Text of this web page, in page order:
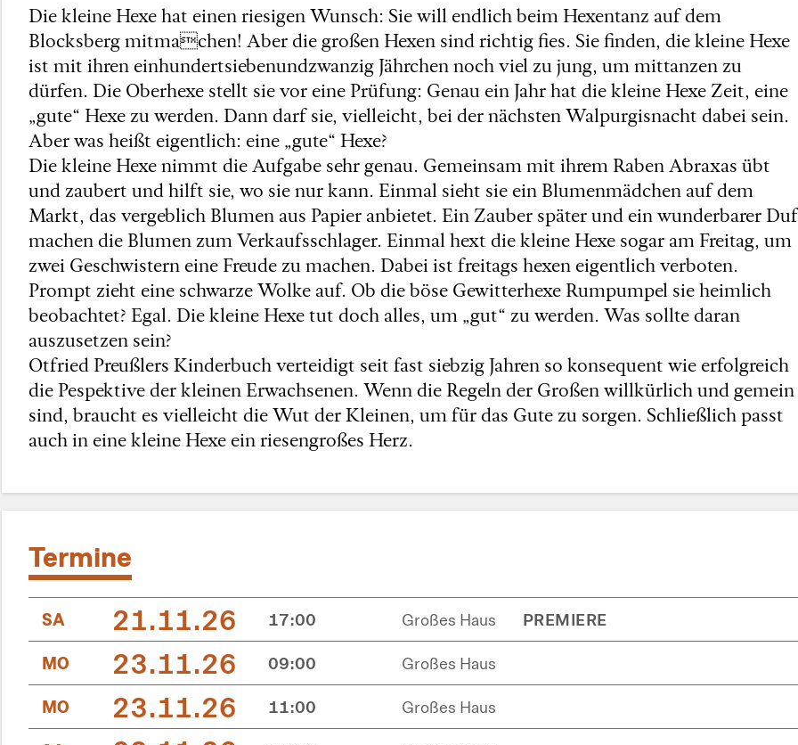
Die kleine Hexe hat einen riesigen Wunsch: Sie will endlich beim Hexentanz auf dem
Blocksberg mitmachen! Aber die großen Hexen sind richtig fies. Sie finden, die kleine Hexe
ist mit ihren einhundertsiebenundzwanzig Jährchen noch viel zu jung, um mittanzen zu
dürfen. Die Oberhexe stellt sie vor eine Prüfung: Genau ein Jahr hat die kleine Hexe Zeit, eine
„gute“ Hexe zu werden. Dann darf sie, vielleicht, bei der nächsten Walpurgisnacht dabei sein.
Aber was heißt eigentlich: eine „gute“ Hexe?
Die kleine Hexe nimmt die Aufgabe sehr genau. Gemeinsam mit ihrem Raben Abraxas übt
und zaubert und hilft sie, wo sie nur kann. Einmal sieht sie ein Blumenmädchen auf dem
Markt, das vergeblich Blumen aus Papier anbietet. Ein Zauber später und ein wunderbarer
machen die Blumen zum Verkaufsschlager. Einmal hext die kleine Hexe sogar am Freitag, um
zwei Geschwistern eine Freude zu machen. Dabei ist freitags hexen eigentlich verboten.
Prompt zieht eine schwarze Wolke auf. Ob die böse Gewitterhexe Rumpumpel sie heimlich
beobachtet? Egal. Die kleine Hexe tut doch alles, um „gut“ zu werden. Was sollte daran
auszusetzen sein?
Otfried Preußlers Kinderbuch verteidigt seit fast siebzig Jahren so konsequent wie erfolgreich
die Pespektive der kleinen Erwachsenen. Wenn die Regeln der Großen willkürlich und gemein
sind, braucht es vielleicht die Wut der Kleinen, um für das Gute zu sorgen. Schließlich passt
auch in eine kleine Hexe ein riesengroßes Herz.
Termine
SA 21.11.26 17:00 Großes Haus
PREMIERE
MO
23.11.26 09:00
Großes Haus
MO
23.11.26 11:00
Großes Haus